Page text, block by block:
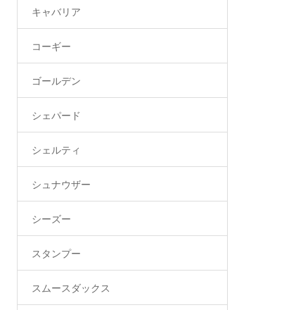
キャバリア
コーギー
ゴールデン
シェパード
シェルティ
シュナウザー
シーズー
スタンプー
スムースダックス